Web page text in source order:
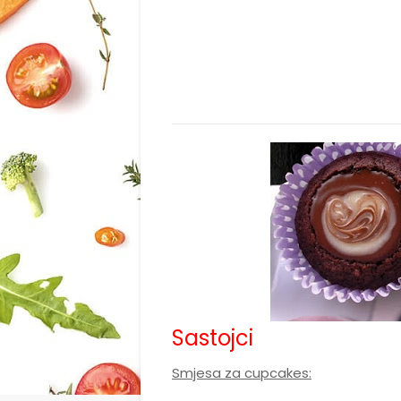
Sastojci
Smjesa za cupcakes: